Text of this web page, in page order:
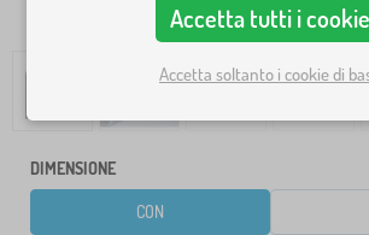
DIMENSIONE
CON
Accetta tutti i cookie
Accetta soltanto i cookie di